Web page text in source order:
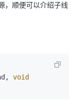
，顺便可以介绍子线
void